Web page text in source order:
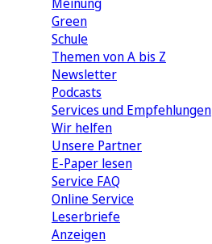
Green
Schule
Themen von A bis Z
Newsletter
Podcasts
Services und Empfehlungen
Wir helfen
Unsere Partner
E-Paper lesen
Service FAQ
Online Service
Leserbriefe
Anzeigen